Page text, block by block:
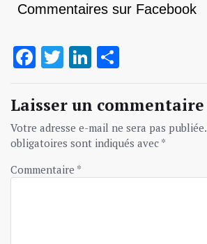
Commentaires sur Facebook
Facebook
TwitterLinkedIn
Laisser un commentaire
Votre adresse e-mail ne sera pas publiée.
obligatoires sont indiqués avec *
Commentaire *